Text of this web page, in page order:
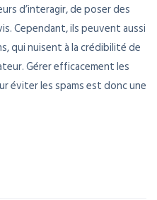
d’interagir, de poser des
Cependant, ils peuvent aussi
qui nuisent à la crédibilité de
Gérer efficacement les
éviter les spams est donc une